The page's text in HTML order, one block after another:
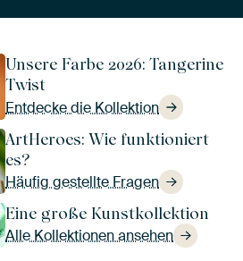
Unsere Farbe 2026: Tangerine
Twist
Entdecke die Kollektion
ArtHeroes: Wie funktioniert
es?
Häufig gestellte Fragen
Eine große Kunstkollektion
Alle Kollektionen ansehen